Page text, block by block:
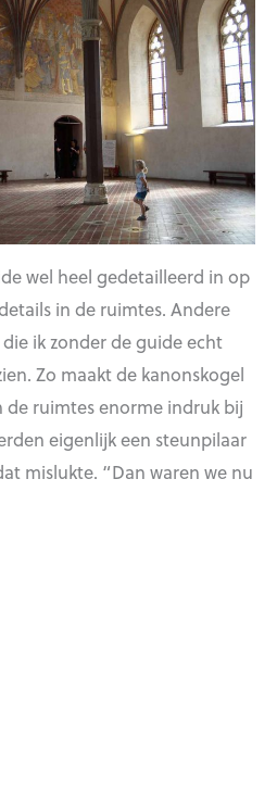
wel heel gedetailleerd in op
in de ruimtes. Andere
ik zonder de guide echt
Zo maakt de kanonskogel
de ruimtes enorme indruk bij
eigenlijk een steunpilaar
mislukte. “Dan waren we nu